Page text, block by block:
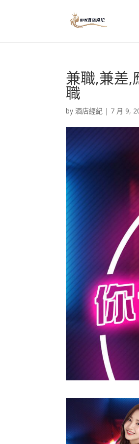
兼職,兼差,
職
by酒店經紀 | 7 月 9,